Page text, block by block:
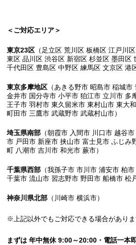
＜ご対応エリア＞
東京23区 （足立区 荒川区 板橋区 江戸川
東区 品川区 渋谷区 新宿区 杉並区 墨田区
千代田区 豊島区 中野区 練馬区 文京区 港
東京多摩地区 （あきる野市 昭島市 稲城
金井市 国分寺市 小平市 狛江市 立川市 多
王子市 羽村市 東久留米市 東村山市 東大
町田市 三鷹市 武蔵野市 武蔵村山市）
埼玉県南部 （朝霞市 入間市 川口市 越谷
市 戸田市 新座市 挟山市 富士見市 ふじみ
町 八潮市 吉川市 和光市 蕨市）
千葉県西部 （我孫子市 市川市 浦安市 柏
千葉市 流山市 習志野市 野田市 船橋市 松
神奈川県北部 （川崎市 横浜市）
※上記以外でもご対応できる場合がありま
まずは 年中無休 9:00～20:00・電話一本